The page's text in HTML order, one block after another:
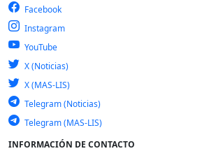
Facebook
Instagram
YouTube
X (Noticias)
X (MAS-LIS)
Telegram (Noticias)
Telegram (MAS-LIS)
INFORMACIÓN DE CONTACTO